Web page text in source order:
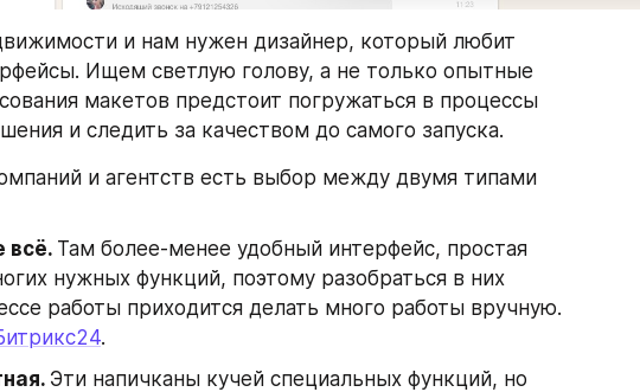
и нам нужен дизайнер, который любит
Ищем светлую голову, а не только опытные
макетов предстоит погружаться в процессы
и следить за качеством до самого запуска.
и агентств есть выбор между двумя типами
всё. Там более-менее удобный интерфейс, простая
нужных функций, поэтому разобраться в них
работы приходится делать много работы вручную.
.
Эти напичканы кучей специальных функций, но